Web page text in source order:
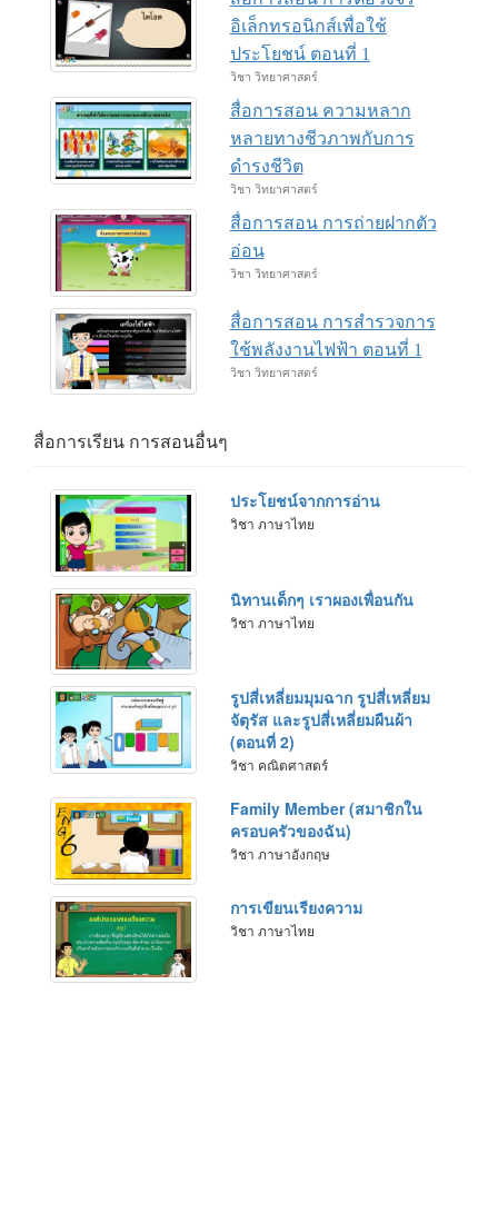
อิเล็กทรอนิกส์เพื่อใช้
ประโยชน์ ตอนที่ 1
วิชา วิทยาศาสตร์
สื่อการสอน ความหลาก
หลายทางชีวภาพกับการ
ดำรงชีวิต
วิชา วิทยาศาสตร์
สื่อการสอน การถ่ายฝากตัว
อ่อน
วิชา วิทยาศาสตร์
สื่อการสอน การสำรวจการ
ใช้พลังงานไฟฟ้า ตอนที่ 1
วิชา วิทยาศาสตร์
สื่อการเรียน การสอนอื่นๆ
ประโยชน์จากการอ่าน
วิชา ภาษาไทย
นิทานเด็กๆ เราผองเพื่อนกัน
วิชา ภาษาไทย
รูปสี่เหลี่ยมมุมฉาก รูปสี่เหลี่ยม
จัตุรัส และรูปสี่เหลี่ยมผืนผ้า
(ตอนที่ 2)
วิชา คณิตศาสตร์
Family Member (สมาชิกใน
ครอบครัวของฉัน)
วิชา ภาษาอังกฤษ
การเขียนเรียงความ
วิชา ภาษาไทย